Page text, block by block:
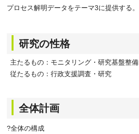
プロセス解明データをテーマ3に提供する。
研究の性格
主たるもの：モニタリング・研究基盤整備
従たるもの：行政支援調査・研究
全体計画
?全体の構成